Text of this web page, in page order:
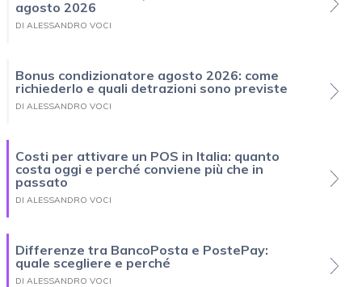
agosto 2026
DI ALESSANDRO VOCI
Bonus condizionatore agosto 2026: come
richiederlo e quali detrazioni sono previste
DI ALESSANDRO VOCI
Costi per attivare un POS in Italia: quanto
costa oggi e perché conviene più che in
passato
DI ALESSANDRO VOCI
Differenze tra BancoPosta e PostePay:
quale scegliere e perché
DI ALESSANDRO VOCI